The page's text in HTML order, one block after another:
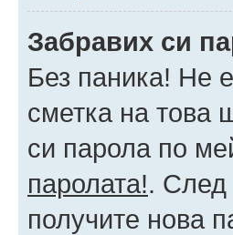
Забравих си
Без паника! Не
сметка на това
си парола по
паролата!. След
получите нова